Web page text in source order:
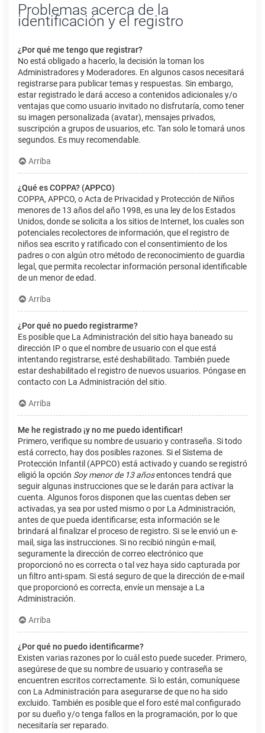
Problemas acerca de la
identificación y el registro
¿Por qué me tengo que registrar?
No está obligado a hacerlo, la decisión la toman los
Administradores y Moderadores. En algunos casos necesitará
registrarse para publicar temas y respuestas. Sin embargo,
estar registrado le dará acceso a contenidos adicionales y/o
ventajas que como usuario invitado no disfrutaría, como tener
su imagen personalizada (avatar), mensajes privados,
suscripción a grupos de usuarios, etc. Tan solo le tomará unos
segundos. Es muy recomendable.
Arriba
¿Qué es COPPA? (APPCO)
COPPA, APPCO, o Acta de Privacidad y Protección de Niños
menores de 13 años del año 1998, es una ley de los Estados
Unidos, donde se solicita a los sitios de Internet, los cuales son
potenciales recolectores de información, que el registro de
niños sea escrito y ratificado con el consentimiento de los
padres o con algún otro método de reconocimiento de guardia
legal, que permita recolectar información personal identificable
de un menor de edad.
Arriba
¿Por qué no puedo registrarme?
Es posible que La Administración del sitio haya baneado su
dirección IP o que el nombre de usuario con el que está
intentando registrarse, esté deshabilitado. También puede
estar deshabilitado el registro de nuevos usuarios. Póngase en
contacto con La Administración del sitio.
Arriba
Me he registrado ¡y no me puedo identificar!
Primero, verifique su nombre de usuario y contraseña. Si todo
está correcto, hay dos posibles razones. Si el Sistema de
Protección Infantil (APPCO) está activado y cuando se registró
eligió la opción Soy menor de 13 añosentonces tendrá que
seguir algunas instrucciones que se le darán para activar la
cuenta. Algunos foros disponen que las cuentas deben ser
activadas, ya sea por usted mismo o por La Administración,
antes de que pueda identificarse; esta información se le
brindará al finalizar el proceso de registro. Si se le envió un e-
mail, siga las instrucciones. Si no recibió ningún e-mail,
seguramente la dirección de correo electrónico que
proporcionó no es correcta o tal vez haya sido capturada por
un filtro anti-spam. Si está seguro de que la dirección de e-mail
que proporcionó es correcta, envíe un mensaje a La
Administración.
Arriba
¿Por qué no puedo identificarme?
Existen varias razones por lo cuál esto puede suceder. Primero,
asegúrese de que su nombre de usuario y contraseña se
encuentren escritos correctamente. Si lo están, comuníquese
con La Administración para asegurarse de que no ha sido
excluido. También es posible que el foro esté mal configurado
por su dueño y/o tenga fallos en la programación, por lo que
necesitaría ser reparado.